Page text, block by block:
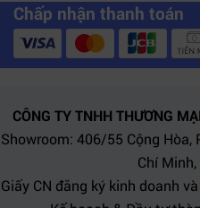
Chấp nhận thanh toán
CÔNG TY TNHH THƯƠNG
Showroom: 406/55 Cộng Hòa,
Chí
Giấy CN đăng ký kinh doanh